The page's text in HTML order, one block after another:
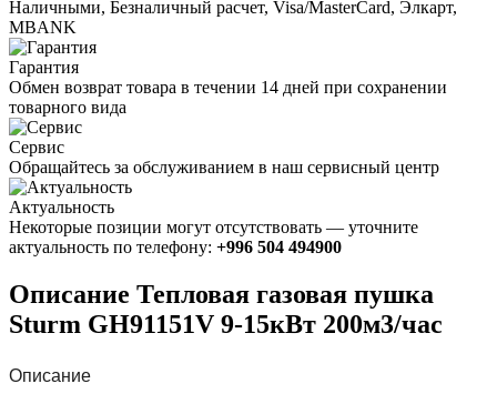
Наличными, Безналичный расчет, Visa/MasterCard, Элкарт,
MBANK
Гарантия
Обмен возврат товара в течении 14 дней при сохранении
товарного вида
Сервис
Обращайтесь за обслуживанием в наш сервисный центр
Актуальность
Некоторые позиции могут отсутствовать — уточните
актуальность по телефону: +996 504 494900
Описание Тепловая газовая пушка
Sturm GH91151V 9-15кВт 200м3/час
Описание